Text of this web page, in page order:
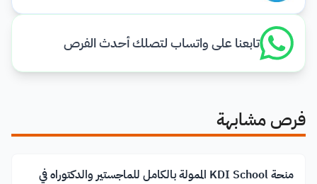
تابعنا على واتساب لتصلك أحدث الفرص
فرص مشابهة
منحة KDI School الممولة بالكامل للماجستير والدكتوراه في